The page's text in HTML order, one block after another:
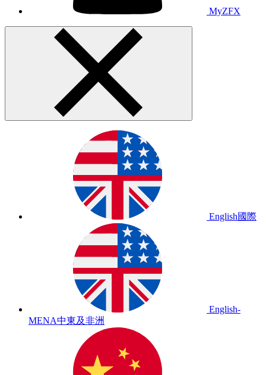
MyZFX
English國際
English-
MENA中東及非洲